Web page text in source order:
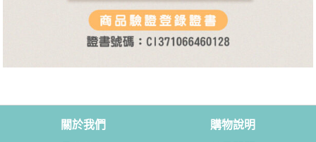
關於我們
購物說明